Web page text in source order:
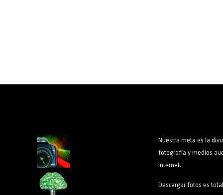
Nuestra meta es la
fotografía y medios
internet.
Descargar fotos es